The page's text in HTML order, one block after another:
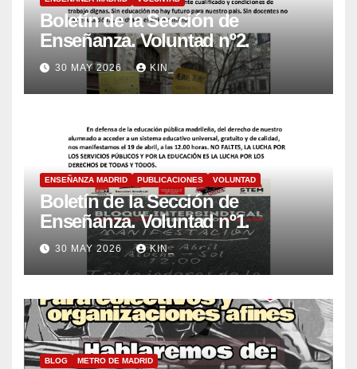
Boletín de la Sección de
Enseñanza. Voluntad nº2.
30 MAY 2026 KIN_
ENSEÑANZA MADRID PUBLICACIONES VOLUNTAD
Boletín de la Sección de
Enseñanza. Voluntad nº1.
30 MAY 2026 KIN_
BLOG METRO DE MADRID